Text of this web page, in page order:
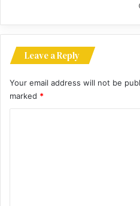
Leave a Reply
Your email address will not be
marked *